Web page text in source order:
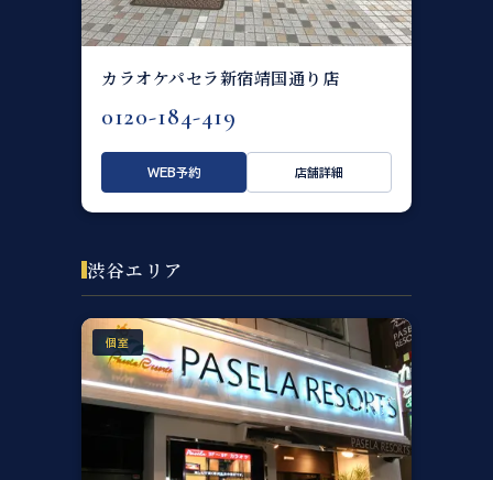
カラオケパセラ新宿靖国通り店
0120-184-419
WEB予約 店舗詳細
渋谷エリア
個室